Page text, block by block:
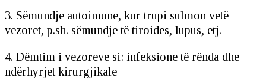
3. Sëmundje autoimune, kur trupi sulmon vetë
vezoret, p.sh. sëmundje të tiroides, lupus, etj.
4. Dëmtim i vezoreve si: infeksione të rënda dhe
ndërhyrjet kirurgjikale